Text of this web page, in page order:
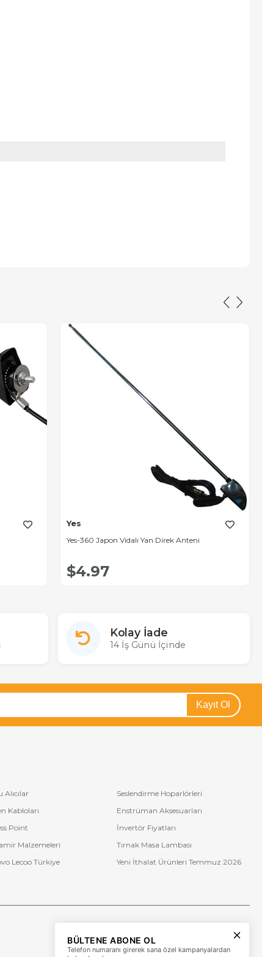
Yes
Yes-360 Japon Vidalı Yan Direk Anteni
$4.97
Kolay İade
14 İş Günü İçinde
Kayıt Ol
Alıcılar
Seslendirme Hoparlörleri
Kabloları
Enstrüman Aksesuarları
Point
İnvertör Fiyatları
Malzemeleri
Tırnak Masa Lambası
Lecoo Türkiye Yeni İthalat Ürünleri Temmuz 2026
+90 (850) 473 08 08
BÜLTENE ABONE OL
Telefon numaranı girerek sana özel kampanyalardan